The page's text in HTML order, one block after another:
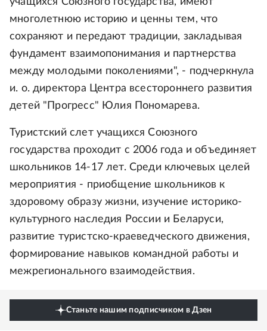
многолетнюю историю и ценны тем, что
сохраняют и передают традиции, закладывая
фундамент взаимопонимания и партнерства
между молодыми поколениями", - подчеркнула
и. о. директора Центра всестороннего развития
детей "Прогресс" Юлия Пономарева.
Туристский слет учащихся Союзного
государства проходит с 2006 года и объединяет
школьников 14-17 лет. Среди ключевых целей
мероприятия - приобщение школьников к
здоровому образу жизни, изучение историко-
культурного наследия России и Беларуси,
развитие туристско-краеведческого движения,
формирование навыков командной работы и
межрегионального взаимодействия.
Станьте нашим подписчиком в Дзен